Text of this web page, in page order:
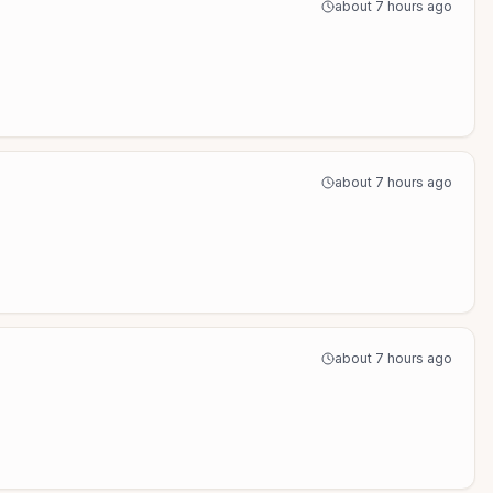
about 7 hours ago
about 7 hours ago
about 7 hours ago